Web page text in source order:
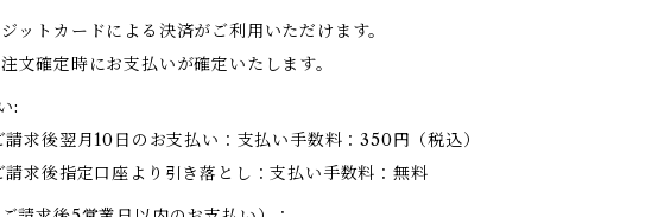
ットカードによる決済がご利用いただけます。
文確定時にお支払いが確定いたします。
:
請求後翌月10日のお支払い：支払い手数料：350円（税込）
請求後指定口座より引き落とし：支払い手数料：無料